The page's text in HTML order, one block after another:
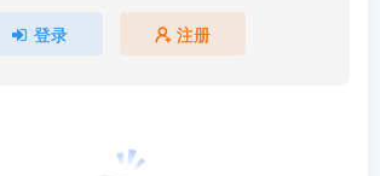
登录 注册